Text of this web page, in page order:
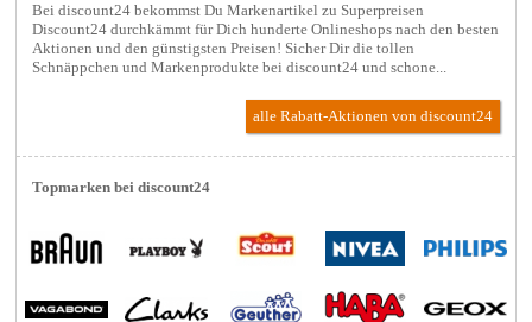
Bei discount24 bekommst Du Markenartikel zu Superpreisen
Discount24 durchkämmt für Dich hunderte Onlineshops nach den besten
Aktionen und den günstigsten Preisen! Sicher Dir die tollen
Schnäppchen und Markenprodukte bei discount24 und schone...
alle Rabatt-Aktionenvon discount24
Topmarken bei discount24